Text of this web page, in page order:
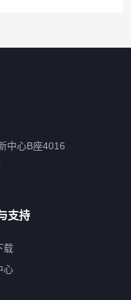
中心B座4016
支持
载
心